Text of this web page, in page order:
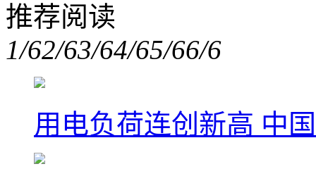
推荐阅读
1/62/63/64/65/66/6
用电负荷连创新高 中